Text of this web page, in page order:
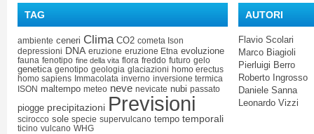
TAG
ambiente ceneri Clima CO2 cometa Ison
depressioni DNA eruzione eruzione Etna evoluzione
fauna fenotipo fine della vita flora freddo futuro gelo
genetica genotipo geologia glaciazioni homo erectus
homo sapiens Immacolata inverno inversione termica
ISON maltempo meteo neve nevicate nubi passato
piogge precipitazioni Previsioni
scirocco sole specie supervulcano tempo temporali
ticino vulcano WHG
AUTORI
Flavio Scolari
Marco Biagioli
Pierluigi Berro
Roberto Ingrosso
Daniele Sanna
Leonardo Vizzi